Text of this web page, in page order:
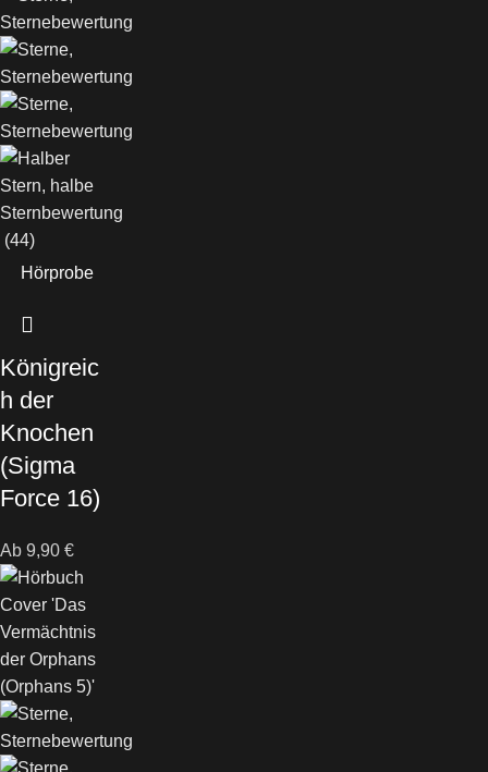
(44)
Hörprobe
Königreic
h der
Knochen
(Sigma
Force 16)
Ab 9,90 €